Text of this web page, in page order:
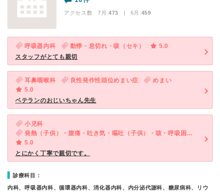
アクセス数 7月:473 | 6月:459
呼吸器内科 動悸・息切れ・咳（セキ）
5.0
スタッフがとても親切
耳鼻咽喉科 良性発作性頭位めまい症
めまい
5.0
ベテランのおじいちゃん先生
小児科
発熱（子供）・腹痛・吐き気・嘔吐（子供）・咳・呼吸困難（子供）・下痢（子供）
5.0
とにかく丁寧で親切です。
診療科目：
内科、呼吸器内科、循環器内科、消化器内科、内分泌代謝科、糖尿病科、リウ